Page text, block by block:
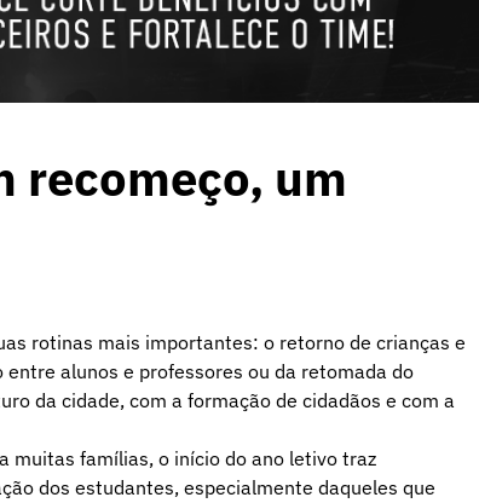
recomeço, um
rotinas mais importantes: o retorno de crianças e
alunos e professores ou da retomada do
da cidade, com a formação de cidadãos e com a
muitas famílias, o início do ano letivo traz
dos estudantes, especialmente daqueles que